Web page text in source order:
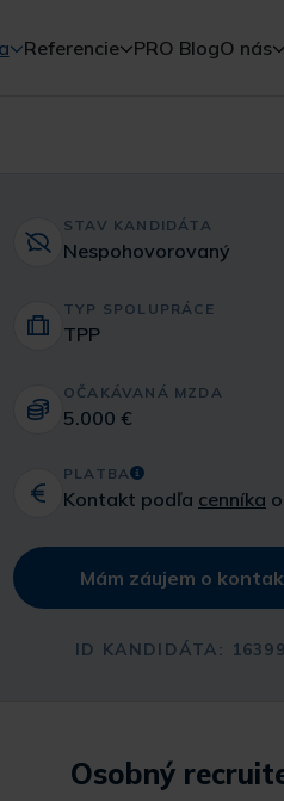
Referencie PRO BlogO nás
STAV KANDIDÁTA
Nespohovorovaný
TYP SPOLUPRÁCE
TPP
OČAKÁVANÁ MZDA
5.000 €
PLATBA
Kontakt podľa cenníka
Mám záujem o
ID KANDIDÁTA:
Osobný